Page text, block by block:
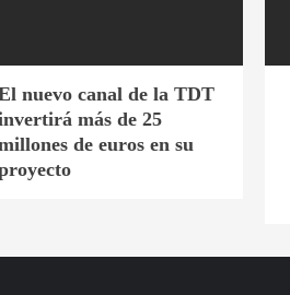
nuevo canal de la TDT
más de 25
de euros en su